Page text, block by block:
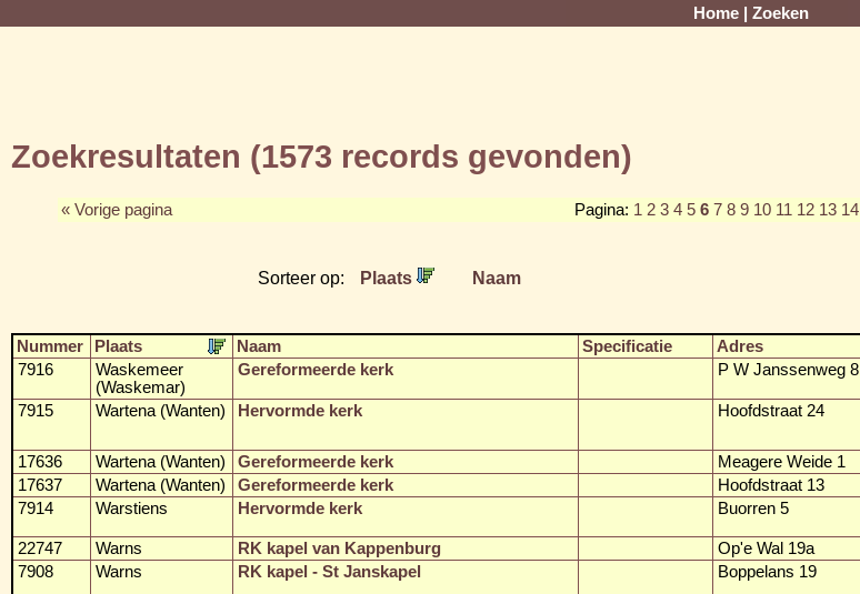
Home Zoeken
Zoekresultaten (1573 records gevonden)
« Vorige pagina Pagina: 1 2 3 4 5 6 7 8 9 10 11 12 13 14
Sorteer op: Plaats Naam
Nummer Plaats Naam Specificatie Adres
7916
Waskemeer
(Waskemar)
Gereformeerde kerk P W Janssenweg 8
7915 Wartena (Wanten) Hervormde kerk Hoofdstraat 24
17636 Wartena (Wanten) Gereformeerde kerk Meagere Weide 1
17637
Wartena (Wanten) Gereformeerde kerk Hoofdstraat 13
7914
Warstiens Hervormde kerk Buorren 5
22747 Warns RK kapel van Kappenburg Op'e Wal 19a
7908
Warns RK kapel - St Janskapel Boppelans 19